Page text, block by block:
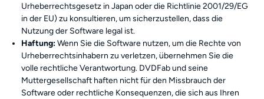
Urheberrechtsgesetz in Japan oder die Richtlinie 2001/29/EG
in der EU) zu konsultieren, um sicherzustellen, dass die
Nutzung der Software legal ist.
Haftung:Wenn Sie die Software nutzen, um die Rechte von
Urheberrechtsinhabern zu verletzen, übernehmen Sie die
volle rechtliche Verantwortung. DVDFab und seine
Muttergesellschaft haften nicht für den Missbrauch der
Software oder rechtliche Konsequenzen, die sich aus Ihren